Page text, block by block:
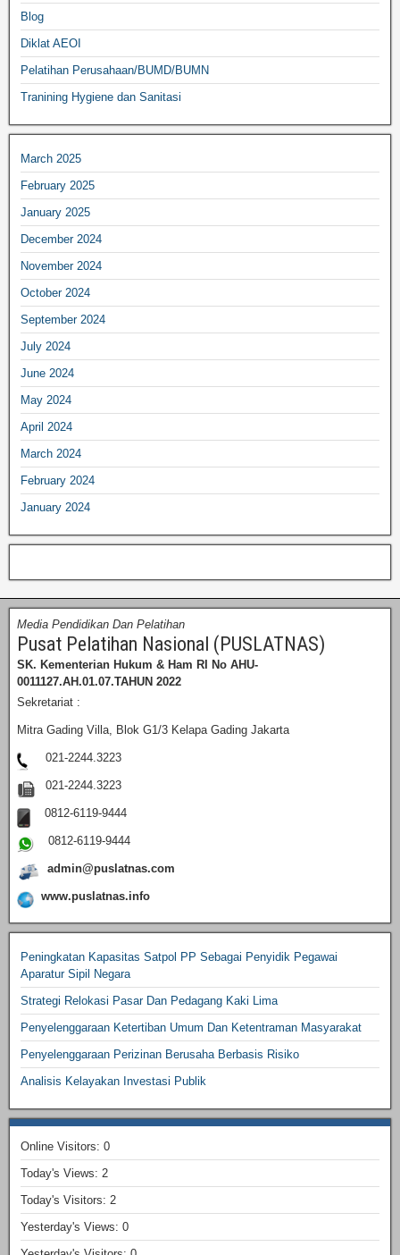
Blog
Diklat AEOI
Pelatihan Perusahaan/BUMD/BUMN
Tranining Hygiene dan Sanitasi
March 2025
February 2025
January 2025
December 2024
November 2024
October 2024
September 2024
July 2024
June 2024
May 2024
April 2024
March 2024
February 2024
January 2024
Media Pendidikan Dan Pelatihan
Pusat Pelatihan Nasional (PUSLATNAS)
SK. Kementerian Hukum & Ham RI
No AHU-
0011127.AH.01.07.TAHUN 2022
Sekretariat :
Mitra Gading Villa, Blok G1/3 Kelapa Gading Jakarta
021-2244.3223
021-2244.3223
0812-6119-9444
0812-6119-9444
admin@puslatnas.com
www.puslatnas.info
Peningkatan Kapasitas Satpol PP Sebagai Penyidik Pegawai
Aparatur Sipil Negara
Strategi Relokasi Pasar Dan Pedagang Kaki Lima
Penyelenggaraan Ketertiban Umum Dan Ketentraman Masyarakat
Penyelenggaraan Perizinan Berusaha Berbasis Risiko
Analisis Kelayakan Investasi Publik
Online Visitors: 0
Today's Views: 2
Today's Visitors: 2
Yesterday's Views: 0